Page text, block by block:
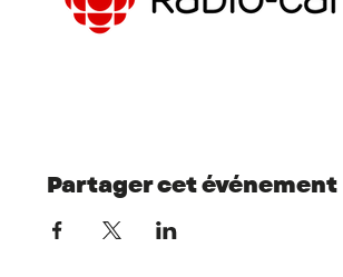
Partager cet événement